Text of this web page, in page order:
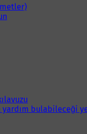
bulabileceği